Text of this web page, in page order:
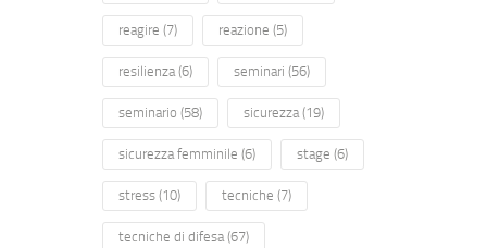
reagire (7) reazione (5)
resilienza(6) seminari (56)
seminario (58) sicurezza(19)
sicurezza femminile (6) stage (6)
stress(10) tecniche (7)
tecniche di difesa(67)